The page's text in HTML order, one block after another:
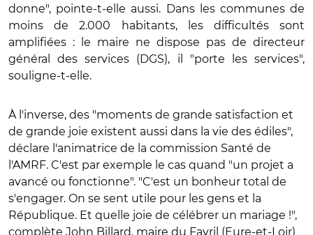
donne", pointe-t-elle aussi. Dans les communes de
moins de 2.000 habitants, les difficultés sont
amplifiées : le maire ne dispose pas de directeur
général des services (DGS), il "porte les services",
souligne-t-elle.
À l'inverse, des "moments de grande satisfaction et
de grande joie existent aussi dans la vie des édiles",
déclare l'animatrice de la commission Santé de
l'AMRF. C'est par exemple le cas quand "un projet a
avancé ou fonctionne". "C'est un bonheur total de
s'engager. On se sent utile pour les gens et la
République. Et quelle joie de célébrer un mariage !",
complète John Billard, maire du Favril (Eure-et-Loir)